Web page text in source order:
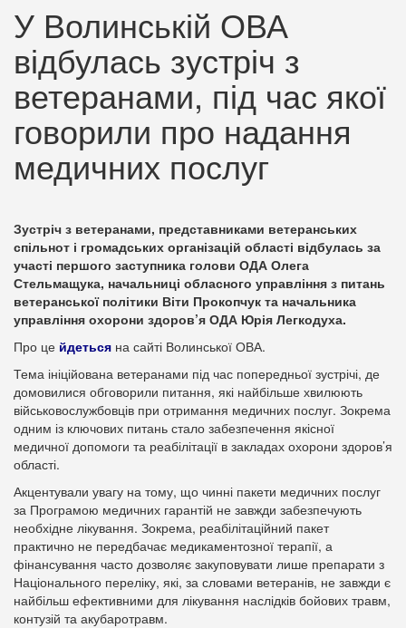
У Волинській ОВА
відбулась зустріч з
ветеранами, під час якої
говорили про надання
медичних послуг
Зустріч з ветеранами, представниками ветеранських
спільнот і громадських організацій області відбулась за
участі першого заступника голови ОДА Олега
Стельмащука, начальниці обласного управління з питань
ветеранської політики Віти Прокопчук та начальника
управління охорони здоров’я ОДА Юрія Легкодуха.
Про це йдеться на сайті Волинської ОВА.
Тема ініційована ветеранами під час попередньої зустрічі, де
домовилися обговорили питання, які найбільше хвилюють
військовослужбовців при отримання медичних послуг. Зокрема
одним із ключових питань стало забезпечення якісної
медичної допомоги та реабілітації в закладах охорони здоров’я
області.
Акцентували увагу на тому, що чинні пакети медичних послуг
за Програмою медичних гарантій не завжди забезпечують
необхідне лікування. Зокрема, реабілітаційний пакет
практично не передбачає медикаментозної терапії, а
фінансування часто дозволяє закуповувати лише препарати з
Національного переліку, які, за словами ветеранів, не завжди є
найбільш ефективними для лікування наслідків бойових травм,
контузій та акубаротравм.